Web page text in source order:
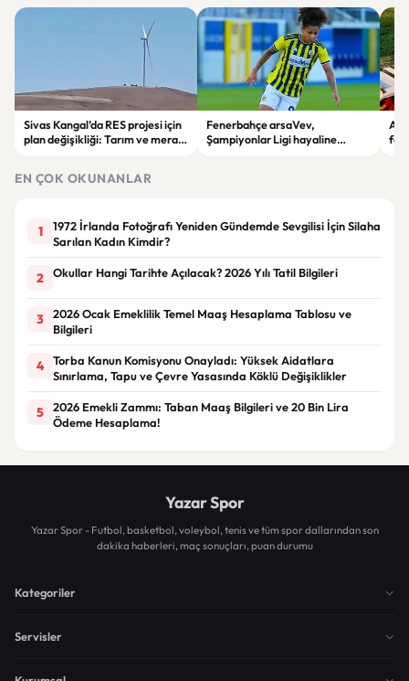
Sivas Kangal’da RES projesi için
plan değişikliği: Tarım ve mera
Fenerbahçe arsaVev,
Şampiyonlar Ligi hayaline
EN ÇOK OKUNANLAR
1
1972 İrlanda Fotoğrafı Yeniden Gündemde Sevgilisi İçin Silaha
Sarılan Kadın Kimdir?
2 Okullar Hangi Tarihte Açılacak? 2026 Yılı Tatil Bilgileri
3
2026 Ocak Emeklilik Temel Maaş Hesaplama Tablosu ve
Bilgileri
4
Torba Kanun Komisyonu Onayladı: Yüksek Aidatlara
Sınırlama, Tapu ve Çevre Yasasında Köklü Değişiklikler
5
2026 Emekli Zammı: Taban Maaş Bilgileri ve 20 Bin Lira
Ödeme Hesaplama!
Yazar Spor
Yazar Spor - Futbol, basketbol, voleybol, tenis ve tüm spor dallarından son
dakika haberleri, maç sonuçları, puan durumu
Kategoriler
Servisler